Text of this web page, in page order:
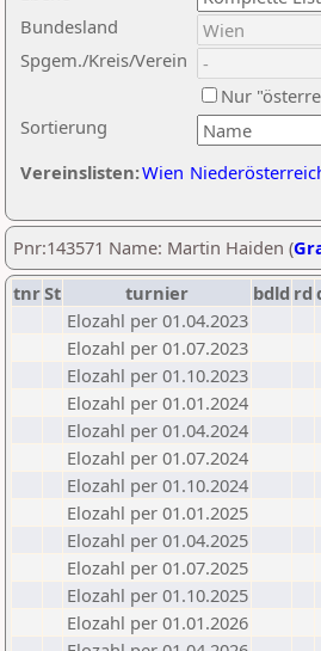
Sortierung
Bundesland
Spgem./Kreis/Verein
Nur
Vereinslisten:Wien
Pnr:143571 Name: Martin Haiden (
tnrSt turnier bdld rd
Elozahl per 01.04.2023
Elozahl per 01.07.2023
Elozahl per 01.10.2023
Elozahl per 01.01.2024
Elozahl per 01.04.2024
Elozahl per 01.07.2024
Elozahl per 01.10.2024
Elozahl per 01.01.2025
Elozahl per 01.04.2025
Elozahl per 01.07.2025
Elozahl per 01.10.2025
Elozahl per 01.01.2026